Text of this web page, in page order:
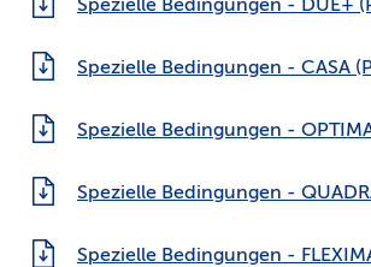
Spezielle Bedingungen - DUE+
Spezielle Bedingungen - CASA
Spezielle Bedingungen -
Spezielle Bedingungen -
Spezielle Bedingungen -